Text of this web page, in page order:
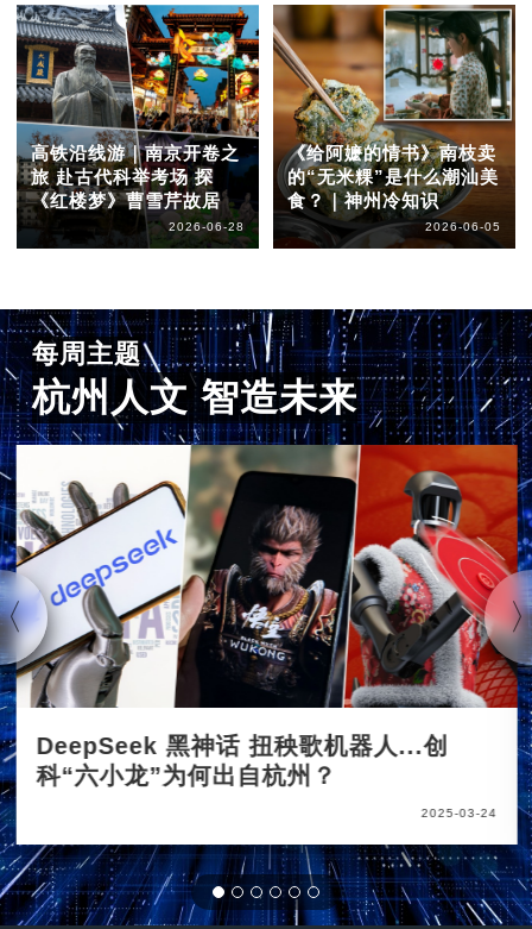
高铁沿线游｜南京开卷之
旅 赴古代科举考场 探
《红楼梦》曹雪芹故居
2026-06-28
《给阿嬷的情书》南枝卖
的“无米粿”是什么潮汕美
食？｜神州冷知识
2026-06-05
每周主题
杭州人文 智造未来
DeepSeek 黑神话 扭秧歌机器人...创
科“六小龙”为何出自杭州？
2025-03-24